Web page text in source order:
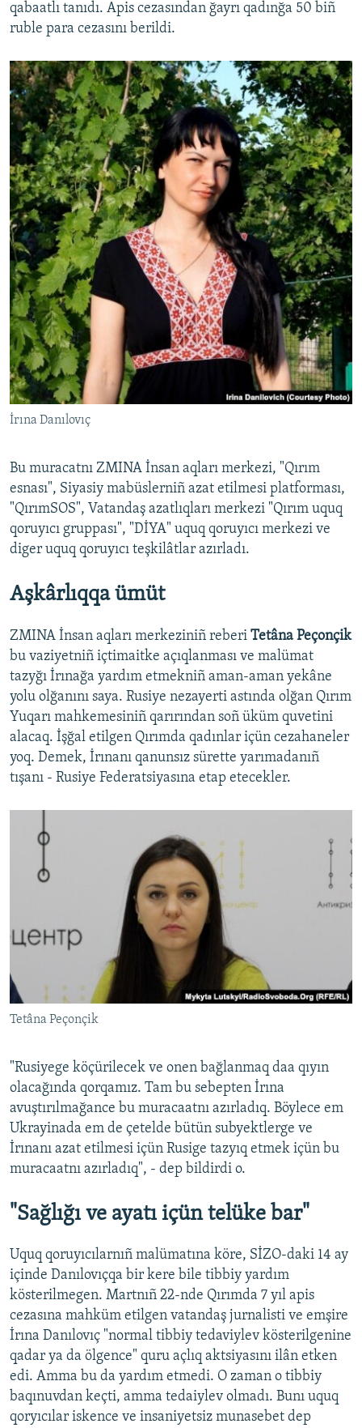
qabaatlı tanıdı. Apis cezasından ğayrı qadınğa 50 biñ
ruble para cezasını berildi.
İrına Danılovıç
Bu muracatnı ZMINA İnsan aqları merkezi, "Qırım
esnası", Siyasiy mabüslerniñ azat etilmesi platforması,
"QırımSOS", Vatandaş azatlıqları merkezi "Qırım uquq
qoruyıcı gruppası", "DİYA" uquq qoruyıcı merkezi ve
diger uquq qoruyıcı teşkilâtlar azırladı.
Aşkârlıqqa ümüt
ZMINA İnsan aqları merkeziniñ reberi Tetâna Peçonçik
bu vaziyetniñ içtimaitke açıqlanması ve malümat
tazyğı İrınağa yardım etmekniñ aman-aman yekâne
yolu olğanını saya. Rusiye nezayerti astında olğan Qırım
Yuqarı mahkemesiniñ qarırından soñ üküm quvetini
alacaq. İşğal etilgen Qırımda qadınlar içün cezahaneler
yoq. Demek, İrınanı qanunsız sürette yarımadanıñ
tışanı - Rusiye Federatsiyasına etap etecekler.
Tetâna Peçonçik
"Rusiyege köçürilecek ve onen bağlanmaq daa qıyın
olacağında qorqamız. Tam bu sebepten İrına
avuştırılmağance bu muracaatnı azırladıq. Böylece em
Ukrayinada em de çetelde bütün subyektlerge ve
İrınanı azat etilmesi içün Rusige tazyıq etmek içün bu
muracaatnı azırladıq", - dep bildirdi o.
"Sağlığı ve ayatı içün telüke bar"
Uquq qoruyıcılarnıñ malümatına köre, SİZO-daki 14 ay
içinde Danılovıçqa bir kere bile tibbiy yardım
kösterilmegen. Martnıñ 22-nde Qırımda 7 yıl apis
cezasına mahküm etilgen vatandaş jurnalisti ve emşire
İrına Danılovıç "normal tibbiy tedaviylev kösterilgenine
qadar ya da ölgence" quru açlıq aktsiyasını ilân etken
edi. Amma bu da yardım etmedi. O zaman o tibbiy
baqınuvdan keçti, amma tedaiylev olmadı. Bunı uquq
qoryıcılar iskence ve insaniyetsiz munasebet dep